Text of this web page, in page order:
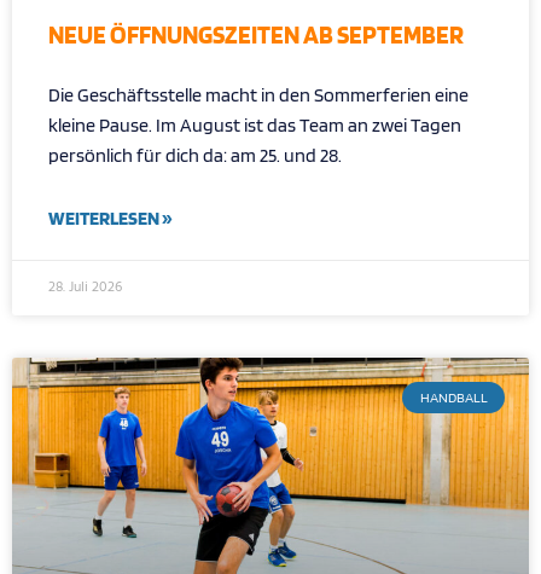
NEUE ÖFFNUNGSZEITEN AB SEPTEMBER
Die Geschäftsstelle macht in den Sommerferien eine
kleine Pause. Im August ist das Team an zwei Tagen
persönlich für dich da: am 25. und 28.
WEITERLESEN »
28. Juli 2026
HANDBALL